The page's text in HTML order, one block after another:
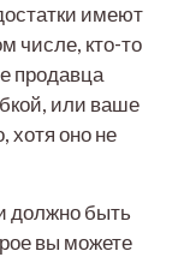
имеют
числе, кто-то
продавца
или ваше
хотя оно не
должно быть
вы можете